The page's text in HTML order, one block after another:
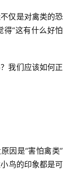
仅是对禽类的恐
“这有什么好怕
我们应该如何正
因是“害怕禽类”
鸟的印象都是可